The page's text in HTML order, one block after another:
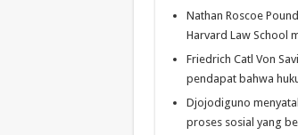
Nathan Roscoe
Harvard Law School
Friedrich Catl Von
pendapat bahwa
Djojodiguno
proses sosial yang